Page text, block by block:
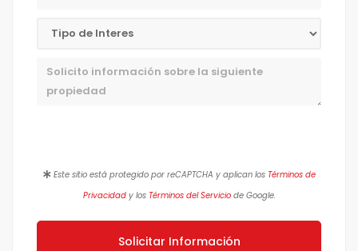
Mensaje
Este sitio está protegido por reCAPTCHA y aplican los Términos de
Privacidady los Términos del Serviciode Google.
Solicitar Información